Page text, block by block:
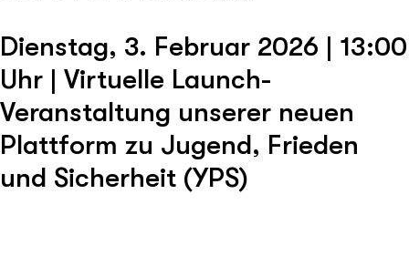
Dienstag, 3. Februar 2026 | 13:00
Uhr | Virtuelle Launch-
Veranstaltung unserer neuen
Plattform zu Jugend, Frieden
und Sicherheit (YPS)